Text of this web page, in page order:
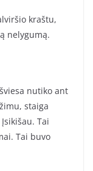
kraštu,
nelygumą.
nutiko ant
staiga
Tai
Tai buvo